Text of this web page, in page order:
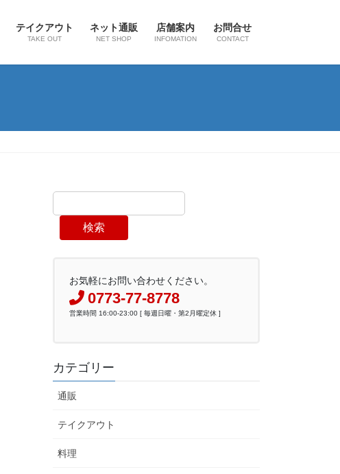
テイクアウト
TAKE OUT
ネット通販
NET SHOP
店舗案内
INFOMATION
お問合せ
CONTACT
検索
お気軽にお問い合わせください。
0773-77-8778
営業時間 16:00-23:00 [ 毎週日曜・第2月曜定休 ]
カテゴリー
通販
テイクアウト
料理